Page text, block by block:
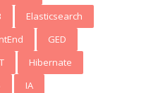
Elasticsearch
GED
Hibernate
IA